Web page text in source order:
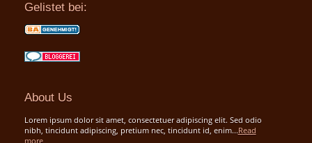
Gelistet bei:
About Us
Lorem ipsum dolor sit amet, consectetuer adipiscing elit. Sed odio
nibh, tincidunt adipiscing, pretium nec, tincidunt id, enim...Read
more